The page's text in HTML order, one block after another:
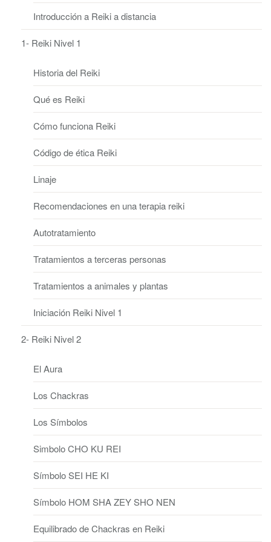
Introducción a Reiki a distancia
1- Reiki Nivel 1
Historia del Reiki
Qué es Reiki
Cómo funciona Reiki
Código de ética Reiki
Linaje
Recomendaciones en una terapia reiki
Autotratamiento
Tratamientos a terceras personas
Tratamientos a animales y plantas
Iniciación Reiki Nivel 1
2- Reiki Nivel 2
El Aura
Los Chackras
Los Símbolos
Simbolo CHO KU REI
Símbolo SEI HE KI
Símbolo HOM SHA ZEY SHO NEN
Equilibrado de Chackras en Reiki